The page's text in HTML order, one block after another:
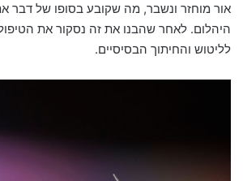
אור מוחזר ונשבר, מה שקובע בסופו של דבר
היהלום. לאחר שהבנו את זה נסקור את
לליטוש והחיתוך הבסיסיים.